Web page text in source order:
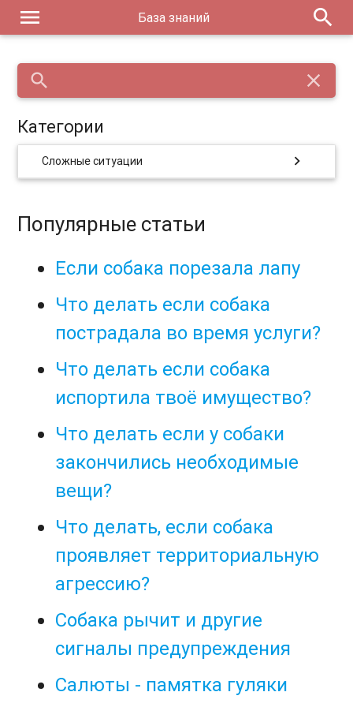
menu База знаний search
search close
Категории
Сложные ситуации chevron_right
Популярные статьи
Если собака порезала лапу
Что делать если собака
пострадала во время услуги?
Что делать если собака
испортила твоё имущество?
Что делать если у собаки
закончились необходимые
вещи?
Что делать, если собака
проявляет территориальную
агрессию?
Собака рычит и другие
сигналы предупреждения
Салюты - памятка гуляки